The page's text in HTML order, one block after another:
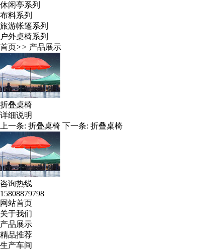
休闲亭系列
布料系列
旅游帐篷系列
户外桌椅系列
首页>> 产品展示
折叠桌椅
详细说明
上一条: 折叠桌椅 下一条: 折叠桌椅
咨询热线
15808879798
网站首页
关于我们
产品展示
精品推荐
生产车间